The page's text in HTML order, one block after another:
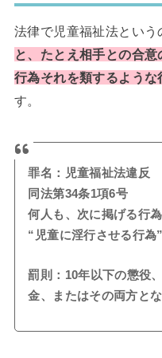
法律で児童福祉法という
と、たとえ相手との合
行為それを類するような
す。
罪名：児童福祉法違反
同法第34条1項6号
何人も、次に掲げる行
“児童に淫行させる行為”
罰則：10年以下の懲役
金、またはその両方とな